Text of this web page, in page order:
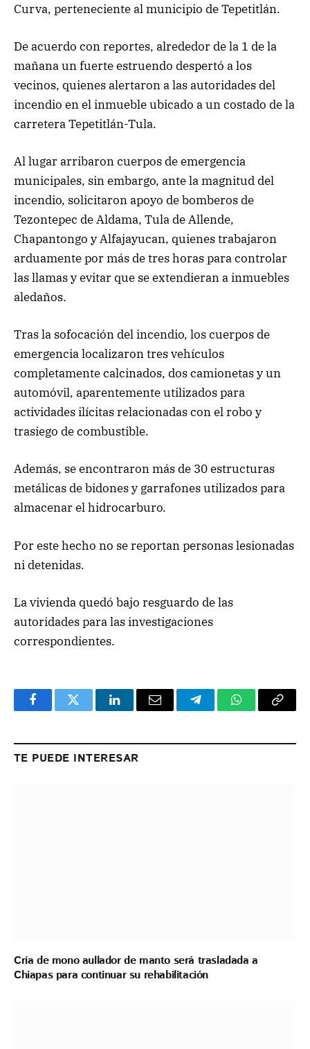
Curva, perteneciente al municipio de Tepetitlán.
De acuerdo con reportes, alrededor de la 1 de la
mañana un fuerte estruendo despertó a los
vecinos, quienes alertaron a las autoridades del
incendio en el inmueble ubicado a un costado de la
carretera Tepetitlán-Tula.
Al lugar arribaron cuerpos de emergencia
municipales, sin embargo, ante la magnitud del
incendio, solicitaron apoyo de bomberos de
Tezontepec de Aldama, Tula de Allende,
Chapantongo y Alfajayucan, quienes trabajaron
arduamente por más de tres horas para controlar
las llamas y evitar que se extendieran a inmuebles
aledaños.
Tras la sofocación del incendio, los cuerpos de
emergencia localizaron tres vehículos
completamente calcinados, dos camionetas y un
automóvil, aparentemente utilizados para
actividades ilícitas relacionadas con el robo y
trasiego de combustible.
Además, se encontraron más de 30 estructuras
metálicas de bidones y garrafones utilizados para
almacenar el hidrocarburo.
Por este hecho no se reportan personas lesionadas
ni detenidas.
La vivienda quedó bajo resguardo de las
autoridades para las investigaciones
correspondientes.
FacebookTwitter LinkedInEmail TelegramWhatsApp
Copy
TE PUEDE INTERESAR
Cría de mono aullador de manto será trasladada a
Chiapas para continuar su rehabilitación